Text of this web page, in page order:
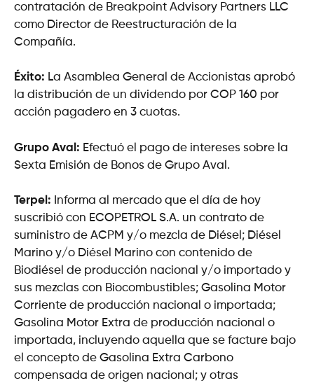
contratación de Breakpoint Advisory Partners LLC
como Director de Reestructuración de la
Compañía.
Éxito: La Asamblea General de Accionistas aprobó
la distribución de un dividendo por COP 160 por
acción pagadero en 3 cuotas.
Grupo Aval: Efectuó el pago de intereses sobre la
Sexta Emisión de Bonos de Grupo Aval.
Terpel: Informa al mercado que el día de hoy
suscribió con ECOPETROL S.A. un contrato de
suministro de ACPM y/o mezcla de Diésel; Diésel
Marino y/o Diésel Marino con contenido de
Biodiésel de producción nacional y/o importado y
sus mezclas con Biocombustibles; Gasolina Motor
Corriente de producción nacional o importada;
Gasolina Motor Extra de producción nacional o
importada, incluyendo aquella que se facture bajo
el concepto de Gasolina Extra Carbono
compensada de origen nacional; y otras